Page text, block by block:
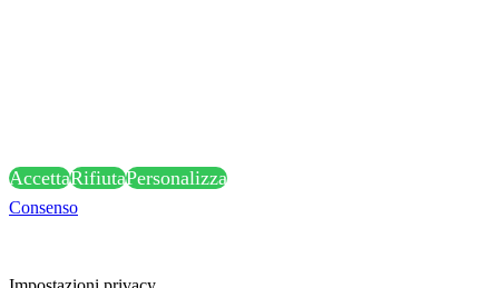
AccettaRifiutaPersonalizza
Consenso